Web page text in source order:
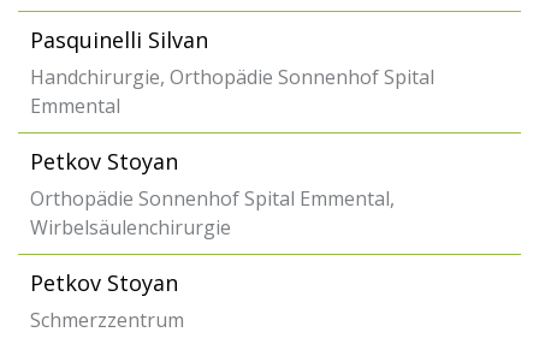
Pasquinelli Silvan
Handchirurgie, Orthopädie Sonnenhof Spital
Emmental
Petkov Stoyan
Orthopädie Sonnenhof Spital Emmental,
Wirbelsäulenchirurgie
Petkov Stoyan
Schmerzzentrum